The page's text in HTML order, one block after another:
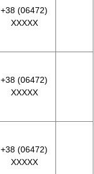
+38 (06472)
XXXXX
+38 (06472)
XXXXX
+38 (06472)
XXXXX